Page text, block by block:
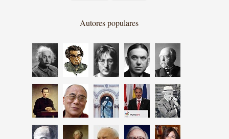
Autores populares